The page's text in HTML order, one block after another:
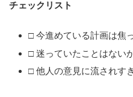
チェックリスト
□ 今進めている計画は焦
□ 迷っていたことはない
□ 他人の意見に流されす